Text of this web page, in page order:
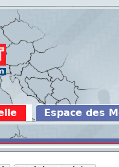
Espace des